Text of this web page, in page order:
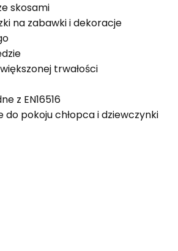
skosami
na zabawki i dekoracje
trwałości
z EN16516
pokoju chłopca i dziewczynki